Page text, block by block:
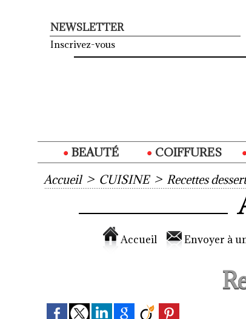
NEWSLETTER
Inscrivez-vous
BEAUTÉ COIFFURES
Accueil > CUISINE > Recettes
Accueil Envoyer à